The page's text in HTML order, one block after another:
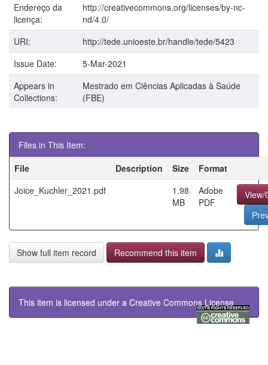
Endereço da
licença:
http://creativecommons.org/licenses/by-nc-
nd/4.0/
URI:
http://tede.unioeste.br/handle/tede/5423
Issue Date:
5-Mar-2021
Appears in
Collections:
Mestrado em Ciências Aplicadas à Saúde
(FBE)
Files in This Item:
File
Description Size
Format
Joice_Kuchler_2021.pdf
1.98
MB
Adobe
PDF
View/
Show full item record Recommend this item
This item is licensed under a Creative Commons License